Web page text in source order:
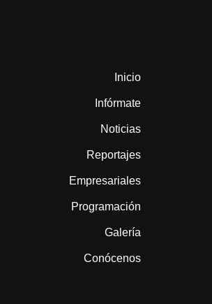
Inicio
Infórmate
Noticias
Reportajes
Empresariales
Programación
Galería
Conócenos